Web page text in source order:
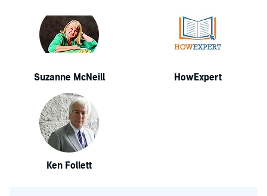
Suzanne McNeill HowExpert
Ken Follett